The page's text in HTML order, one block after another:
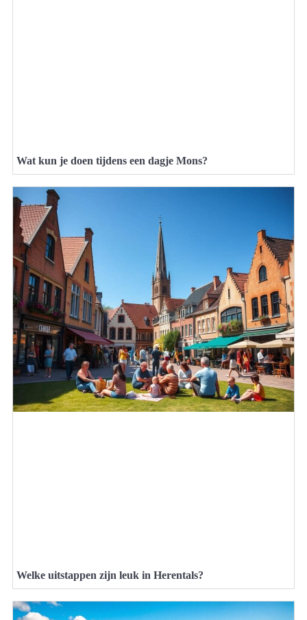
Wat kun je doen tijdens een dagje Mons?
Welke uitstappen zijn leuk in Herentals?